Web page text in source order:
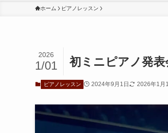
ホーム ピアノレッスン
初ミニピアノ発表
2026
1/01
ピアノレッスン 2024年9月1日 2026年1月